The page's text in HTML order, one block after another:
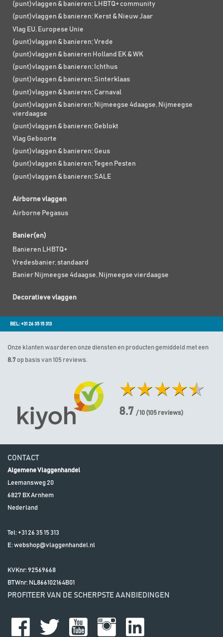
(punt)vlaggen & banieren; LHBTQ+ community
(punt)vlaggen & banieren; Kerst & Nieuw Jaar
Vlag EU, Europese Unie
(punt)vlaggen & banieren; Vrede
(punt)vlaggen & banieren Holland EK & WK
(punt)vlaggen & banieren; Ichthus
(punt)vlaggen & banieren; Sinterklaas
(punt)vlaggen & banieren; Carnaval
(punt)vlaggen & banieren; Nijmeegse 4daagse, Nijmeegse
vierdaagse
(punt)vlaggen & banieren; Geblokt
Vlag Geboorte
(punt)vlaggen & banieren; Geus
(punt)vlaggen & banieren; Tegen Pesten
(punt)vlaggen & banieren; SALE
Airborne vlaggen
Airborne Pegasus
Banier(en)
Banieren LHBTQ+
Vredesbanier, standaard
Banier Nijmeegse 4daagse, Nijmeegse vierdaagse
Decoratieve vlaggen
BEL: +31 26 35 15 313
Onze klanten waarderen onze diensten en producten gemiddeld met een
8.7 op basis van 105 reviews.
8.7 / 10 (105 reviews)
CONTACT
Algemene Vlaggenhandel
Leemansweg 20
6827 BXArnhem
Nederland
Tel: +31 26 35 15 313
E:webshop@vlaggenhandel.nl
KVKnr: 92569668
BTWnr: NL866102164B01
PROFITEER VAN DE SCHERPSTE AANBIEDINGEN